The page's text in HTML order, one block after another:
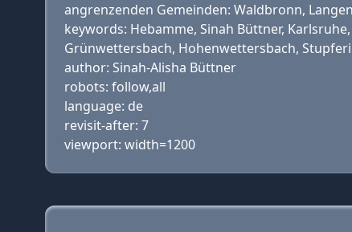
angrenzenden Gemeinden: Waldbronn,
keywords: Hebamme, Sinah Büttner,
Grünwettersbach, Hohenwettersbach,
author: Sinah-Alisha Büttner
robots: follow,all
language: de
revisit-after: 7
viewport: width=1200